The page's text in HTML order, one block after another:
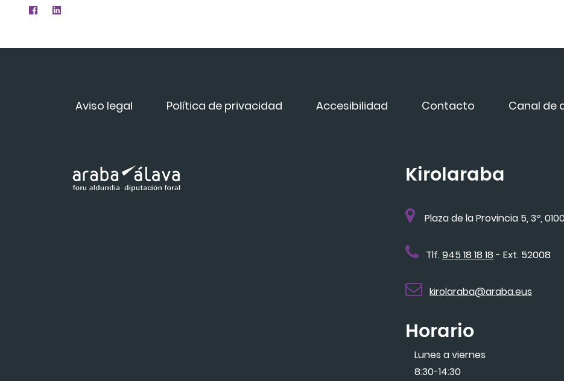
Aviso legal Política de privacidad Accesibilidad Contacto Canal de
Kirolaraba
Plaza de la Provincia 5, 3º,
Tlf.945 18 18 18 - Ext. 52008
kirolaraba@araba.eus
Horario
Lunes a viernes
8:30-14:30